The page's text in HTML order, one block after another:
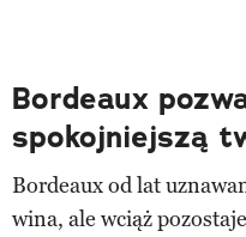
Bordeaux
spokojniejszą
Bordeaux od lat
wina, ale wciąż